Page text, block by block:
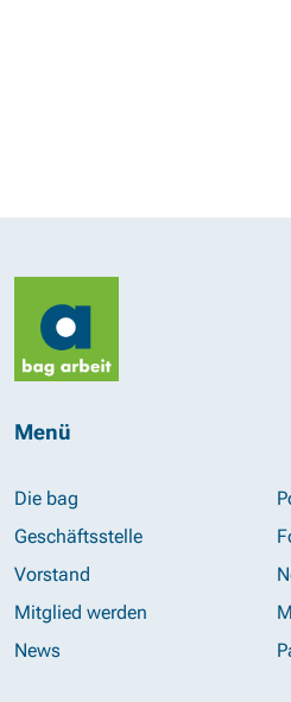
Menü
Die bag
Geschäftsstelle
Vorstand
Mitglied werden
News